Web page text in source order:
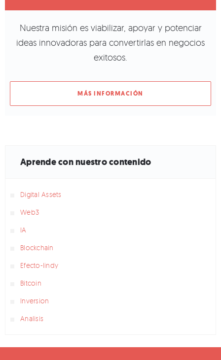
Nuestra misión es viabilizar, apoyar y potenciar
ideas innovadoras para convertirlas en negocios
exitosos.
MÁS INFORMACIÓN
Aprende con nuestro contenido
Digital Assets
Web3
IA
Blockchain
Efecto-lindy
Bitcoin
Inversion
Analisis